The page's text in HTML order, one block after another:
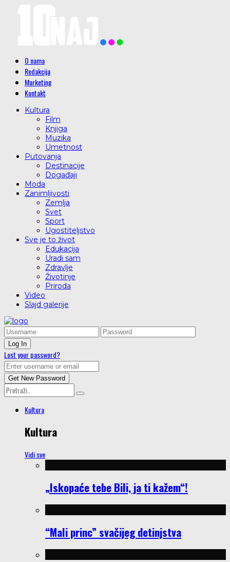
O nama
Redakcija
Marketing
Kontakt
Kultura
Film
Knjiga
Muzika
Umetnost
Putovanja
Destinacije
Događaji
Moda
Zanimljivosti
Zemlja
Svet
Sport
Ugostiteljstvo
Sve je to život
Edukacija
Uradi sam
Zdravlje
Životinje
Priroda
Video
Slajd galerije
Lost your password?
Kultura
Kultura
Vidi sve
„Iskopaće tebe Bili, ja ti kažem“!
“Mali princ” svačijeg detinjstva